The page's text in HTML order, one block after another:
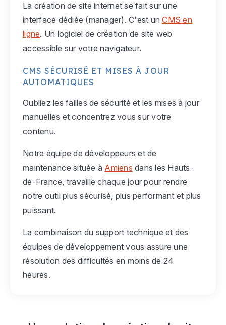
La création de site internet se fait sur une
interface dédiée (manager). C'est unCMS en
ligne. Un logiciel de création de site web
accessible sur votre navigateur.
CMS SÉCURISÉ ET MISES À JOUR
AUTOMATIQUES
Oubliez les failles de sécurité et les mises à jour
manuelles et concentrez vous sur votre
contenu.
Notre équipe de développeurs et de
maintenance située à Amiens dans les Hauts-
de-France, travaille chaque jour pour rendre
notre outil plus sécurisé, plus performant et plus
puissant.
La combinaison du support technique et des
équipes de développement vous assure une
résolution des difficultés en moins de 24
heures.